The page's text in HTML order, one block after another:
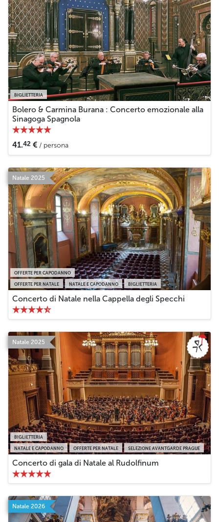
BIGLIETTERIA
Bolero & Carmina Burana : Concerto emozionale alla
Sinagoga Spagnola
41.42 € / persona
Natale 2025
OFFERTE PER NATALE NATALE E CAPODANNO BIGLIETTERIA
OFFERTE PER CAPODANNO
Concerto di Natale nella Cappella degli Specchi
Natale 2025
NATALE E CAPODANNO OFFERTE PER NATALE SELEZIONE AVANTGARDE PRAGUE
BIGLIETTERIA
Concerto di gala di Natale al Rudolfinum
Natale 2026